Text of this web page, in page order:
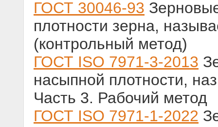
ГОСТ 30046-93
плотности зерна,
(контрольный метод)
ГОСТ ISO 7971-3-2013
насыпной плотности,
Часть 3. Рабочий метод
ГОСТ ISO 7971-1-2022